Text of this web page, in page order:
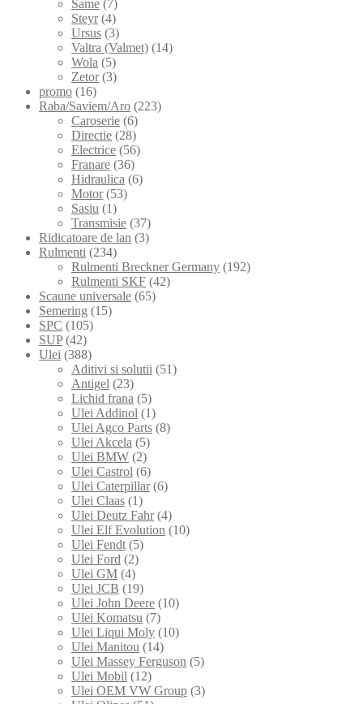
Same (7)
Steyr (4)
Ursus (3)
Valtra (Valmet) (14)
Wola (5)
Zetor (3)
promo (16)
Raba/Saviem/Aro (223)
Caroserie (6)
Directie (28)
Electrice (56)
Franare (36)
Hidraulica (6)
Motor (53)
Sasiu (1)
Transmisie (37)
Ridicatoare de lan (3)
Rulmenti (234)
Rulmenti Breckner Germany (192)
Rulmenti SKF (42)
Scaune universale (65)
Semering (15)
SPC (105)
SUP (42)
Ulei (388)
Aditivi si solutii (51)
Antigel (23)
Lichid frana (5)
Ulei Addinol (1)
Ulei Agco Parts (8)
Ulei Akcela (5)
Ulei BMW (2)
Ulei Castrol (6)
Ulei Caterpillar (6)
Ulei Claas (1)
Ulei Deutz Fahr (4)
Ulei Elf Evolution (10)
Ulei Fendt (5)
Ulei Ford (2)
Ulei GM (4)
Ulei JCB (19)
Ulei John Deere (10)
Ulei Komatsu (7)
Ulei Liqui Moly (10)
Ulei Manitou (14)
Ulei Massey Ferguson (5)
Ulei Mobil (12)
Ulei OEM VW Group (3)